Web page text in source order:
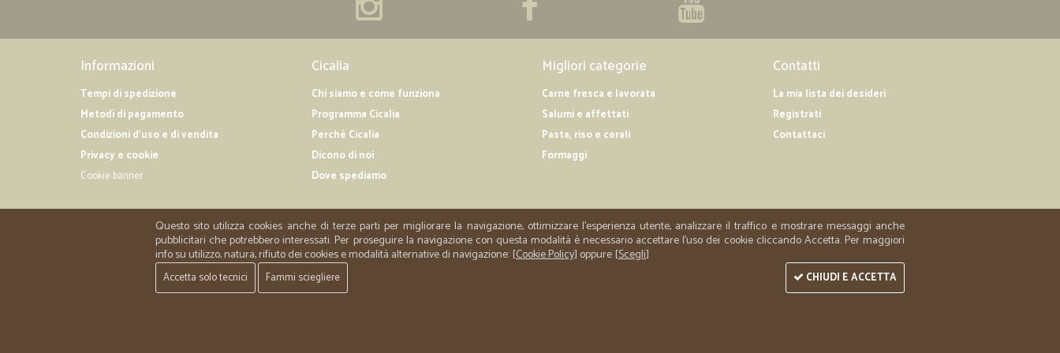
Informazioni
Tempi di spedizione
Metodi di pagamento
Condizioni d'uso e di vendita
Privacy e cookie
Cookie banner
Cicalia
Chi siamo e come funziona
Programma Cicalia
Perché Cicalia
Dicono di noi
Dove spediamo
Migliori categorie
Carne fresca e lavorata
Salumi e affettati
Pasta, riso e cerali
Formaggi
Contatti
La mia lista dei desideri
Registrati
Contattaci
Questo sito utilizza cookies anche di terze parti per migliorare la navigazione, ottimizzare l'esperienza utente, analizzare il traffico e mostrare messaggi anche
pubblicitari che potrebbero interessati. Per proseguire la navigazione con questa modalità è necessario accettare l'uso dei cookie cliccando Accetta. Per maggiori
info su utilizzo, natura, rifiuto dei cookies e modalità alternative di navigazione: [Cookie Policy] oppure [Scegli]
Accetta solo tecnici Fammi sciegliere CHIUDI E ACCETTA